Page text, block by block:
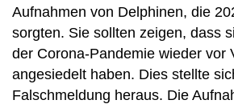
Aufnahmen von Delphinen, die
sorgten. Sie sollten zeigen, dass
der Corona-Pandemie wieder vor
angesiedelt haben. Dies stellte
Falschmeldung heraus. Die